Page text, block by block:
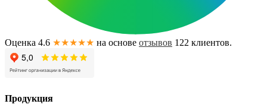
Оценка 4.6 ★★★★★ на основе отзывов 122 клиентов.
Продукция